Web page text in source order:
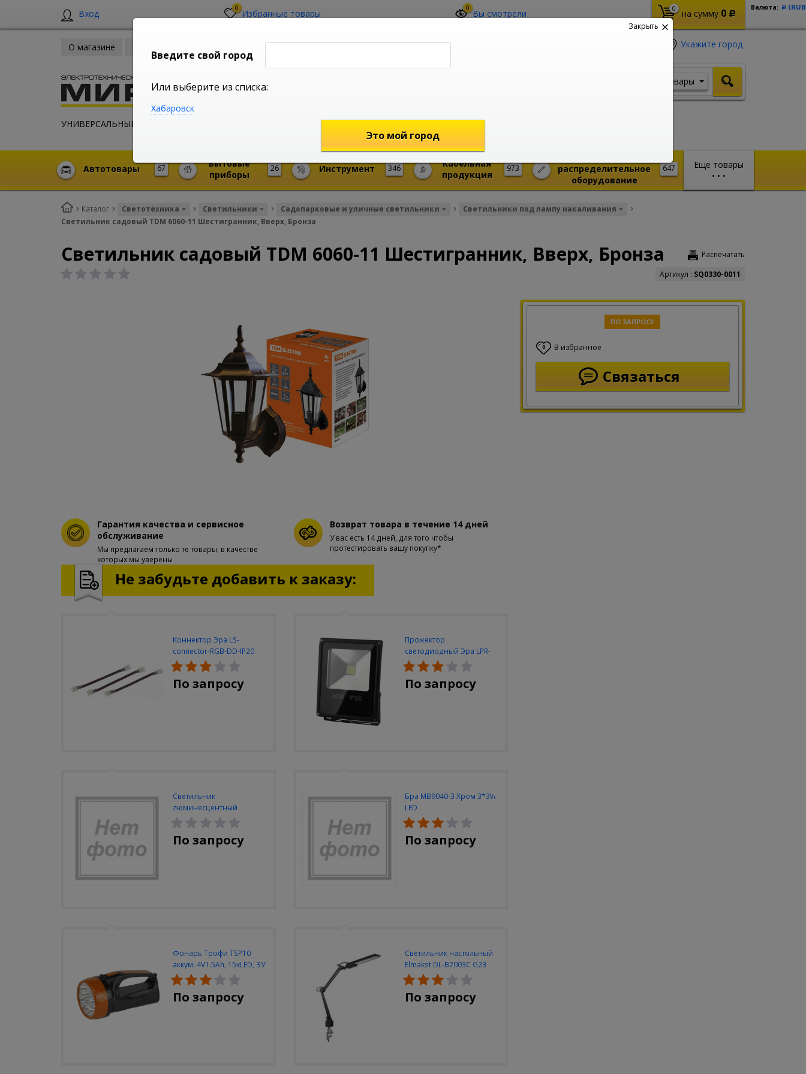
Вход 0 Избранные товары 0 Вы смотрели 0 на сумму 0 Р
Валюта: Р
О магазине
УНИВЕРСАЛЬНЫЙ ИНТЕРНЕТ МАГАЗИН
Укажите город
shop@mireks.ru
Товары
Еще товары
• • •
67
Автотовары 26
Бытовые
приборы
346
Инструмент 973
Кабельная
продукция
647
распределительное
оборудование
Каталог Светотехника Светильники Садопарковые и уличные светильники
Светильники под лампу накаливания
Светильник садовый TDM 6060-11 Шестигранник, Вверх, Бронза
Распечатать
Светильник садовый TDM 6060-11 Шестигранник, Вверх, Бронза
Артикул : SQ0330-0011
ПО ЗАПРОСУ
0 В избранное
Связаться
Гарантия качества и сервисное
обслуживание
Мы предлагаем только те товары, в качестве
которых мы уверены
Возврат товара в течение 14 дней
У вас есть 14 дней, для того чтобы
протестировать вашу покупку*
Не забудьте добавить к заказу:
Коннектор Эра LS-
connector-RGB-DD-IP20
(3шт/уп)
По запросу
Прожектор
светодиодный Эра LPR-
30W-6500K-M
По запросу
Светильник
люминесцентный
Navigator NEL-A2-E130-T4-
840/WH
По запросу
Бра MB9040-3 Хром 3*3W
LED
По запросу
Фонарь Трофи TSP10
аккум. 4V1.5Ah, 15xLED, ЗУ
вилка 220V
По запросу
Светильник настольный
Elmakst DL-B2003C G23
черный струбцина
По запросу
Закрыть
Введите свой город
Или выберите из списка:
Хабаровск
Это мой город